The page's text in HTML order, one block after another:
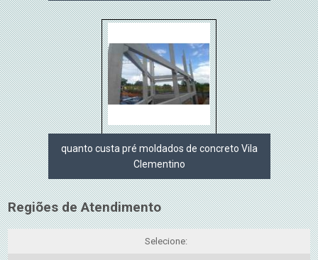
quanto custa pré moldados de concreto Vila
Clementino
Regiões de Atendimento
Selecione: